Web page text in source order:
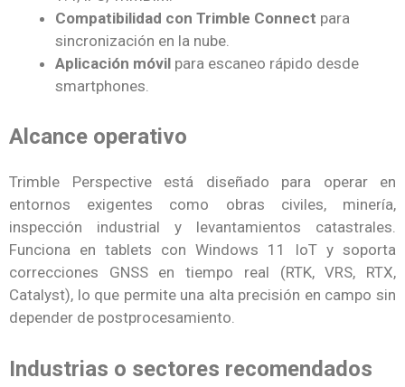
Compatibilidad con Trimble Connect para
sincronización en la nube.
Aplicación móvil para escaneo rápido desde
smartphones.
Alcance operativo
Trimble Perspective está diseñado para operar en
entornos exigentes como obras civiles, minería,
inspección industrial y levantamientos catastrales.
Funciona en tablets con Windows 11 IoT y soporta
correcciones GNSS en tiempo real (RTK, VRS, RTX,
Catalyst), lo que permite una alta precisión en campo sin
depender de postprocesamiento.
Industrias o sectores recomendados